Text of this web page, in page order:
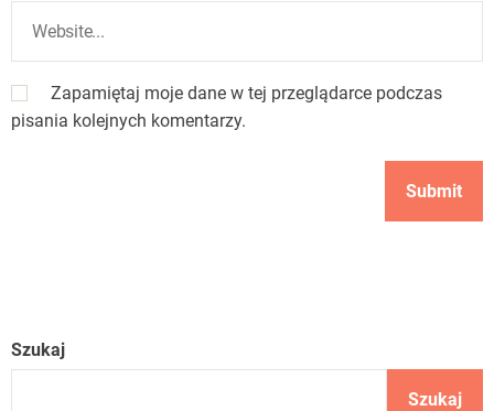
Zapamiętaj moje dane w tej przeglądarce podczas
pisania kolejnych komentarzy.
Szukaj
Szukaj